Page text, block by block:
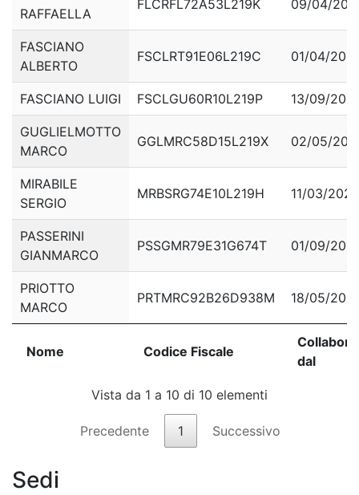
Collabora
dal
RAFFAELLA
FLCRFL72A53L219K 09/04/
FASCIANO
ALBERTO
FSCLRT91E06L219C 01/04/2019
FASCIANO LUIGI FSCLGU60R10L219P 13/09/2013
GUGLIELMOTTO
MARCO
GGLMRC58D15L219X 02/05/
MIRABILE
SERGIO
MRBSRG74E10L219H 11/03/2024
PASSERINI
GIANMARCO
PSSGMR79E31G674T 01/09/2014
PRIOTTO
MARCO
PRTMRC92B26D938M 18/05/
Nome Codice Fiscale
Collabora
dal
Vista da 1 a 10 di 10 elementi
Precedente 1 Successivo
Sedi